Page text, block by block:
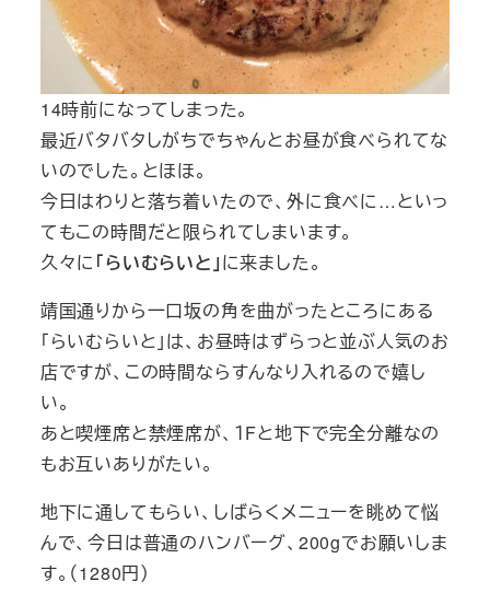
14時前になってしまった。
最近バタバタしがちでちゃんとお昼が食べられてな
いのでした。とほほ。
今日はわりと落ち着いたので、外に食べに…といっ
てもこの時間だと限られてしまいます。
久々に 「らいむらいと」に来ました。
靖国通りから一口坂の角を曲がったところにある
「らいむらいと」は、お昼時はずらっと並ぶ人気のお
店ですが、この時間ならすんなり入れるので嬉し
い。
あと喫煙席と禁煙席が、１Fと地下で完全分離なの
もお互いありがたい。
地下に通してもらい、しばらくメニューを眺めて悩
んで、今日は普通のハンバーグ、200gでお願いしま
す。（1280円）